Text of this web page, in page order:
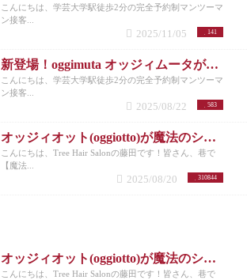
こんにちは、学芸大学駅徒歩2分の完全予約制マンツーマ
ン接客...
141
2025/11/05
新登場！oggimuta オッジィムータが導くラグジュアリーな髪の未来
こんにちは、学芸大学駅徒歩2分の完全予約制マンツーマ
ン接客...
583
2025/08/22
オッジィオット(oggiotto)が魔法のシャンプーと呼ばれる理由！取扱店だからこそ分かる髪質改善力
こんにちは、Tree Hair Salonの藤田です！皆さん、巷で
【魔法...
310844
2025/08/20
オッジィオット(oggiotto)が魔法のシャンプーと呼ばれる理由！取扱店だからこそ分かる髪質改善力
こんにちは、Tree Hair Salonの藤田です！皆さん、巷で